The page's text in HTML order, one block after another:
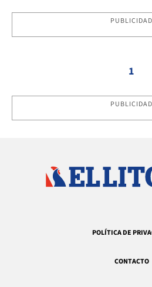
PUBLICIDAD
1
PUBLICIDAD
POLÍTICA DE
CONTACTO